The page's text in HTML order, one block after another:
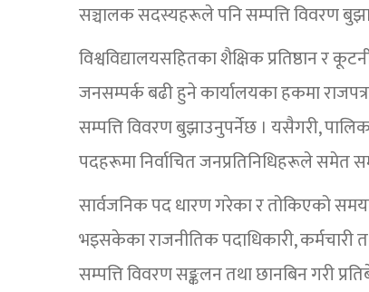
सञ्चालक सदस्यहरूले पनि सम्पत्ति विवरण
विश्वविद्यालयसहितका शैक्षिक प्रतिष्ठान र
जनसम्पर्क बढी हुने कार्यालयका हकमा
सम्पत्ति विवरण बुझाउनुपर्नेछ । यसैगरी,
पदहरूमा निर्वाचित जनप्रतिनिधिहरूले समेत
सार्वजनिक पद धारण गरेका र तोकिएको
भइसकेका राजनीतिक पदाधिकारी,
सम्पत्ति विवरण सङ्कलन तथा छानबिन गरी